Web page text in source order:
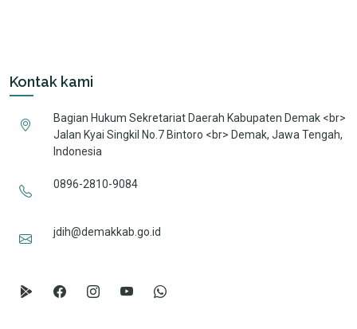
Kontak kami
Bagian Hukum Sekretariat Daerah Kabupaten Demak <br>
Jalan Kyai Singkil No.7 Bintoro <br> Demak, Jawa Tengah,
Indonesia
0896-2810-9084
jdih@demakkab.go.id